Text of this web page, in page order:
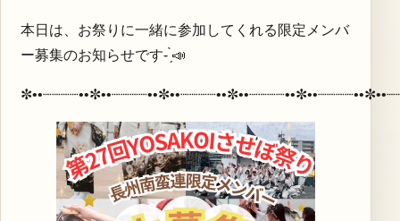
本日は、お祭りに一緒に参加してくれる限定メンバ
ー募集のお知らせです- ̗̀📣